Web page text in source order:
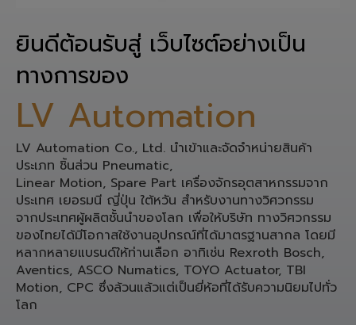
ยินดีต้อนรับสู่ เว็บไซต์อย่างเป็น
ทางการของ
LV Automation
LV Automation Co., Ltd. นำเข้าและจัดจำหน่ายสินค้า
ประเภท ชิ้นส่วน Pneumatic,